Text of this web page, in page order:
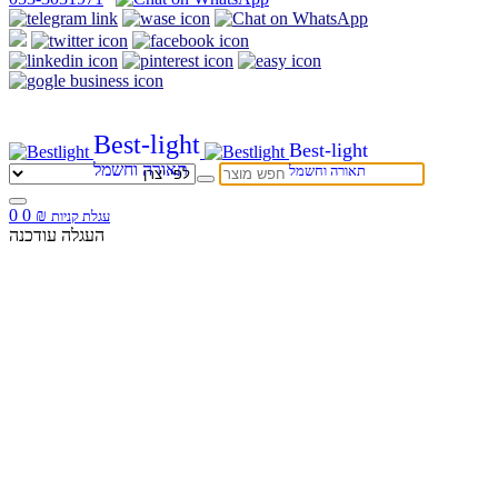
Best-light
תאורה וחשמל
Best-light
תאורה וחשמל
0 עגלת קניות ₪
0
העגלה עודכנה